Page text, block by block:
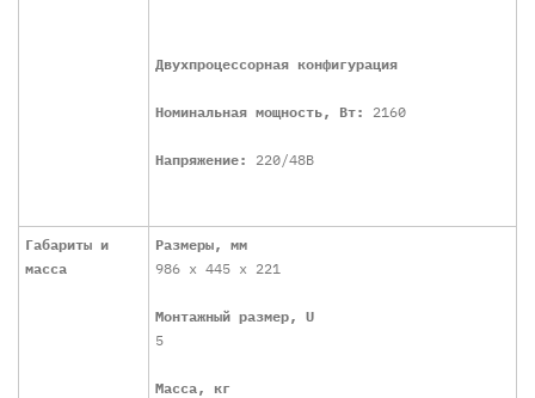
Двухпроцессорная конфигурация
Номинальная мощность, Вт: 2160
Напряжение: 220/48B
Габариты и
масса
Размеры, мм
986 x 445 x 221
Монтажный размер, U
5
Масса, кг